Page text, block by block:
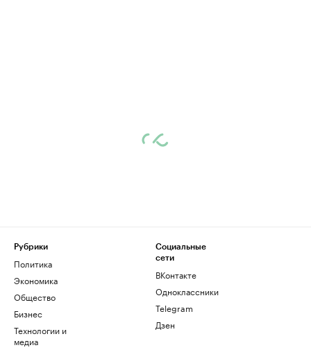
Рубрики
Политика
Экономика
Общество
Бизнес
Технологии и
медиа
Социальные
сети
ВКонтакте
Одноклассники
Telegram
Дзен